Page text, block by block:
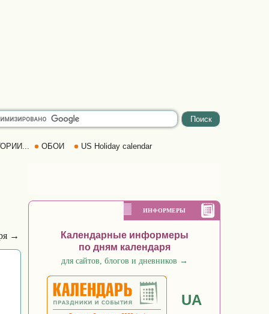
ОБОИ US Holiday calendar
→
ИНФОРМЕРЫ
Календарные информеры
по дням календаря
для сайтов, блогов и дневников →
UA